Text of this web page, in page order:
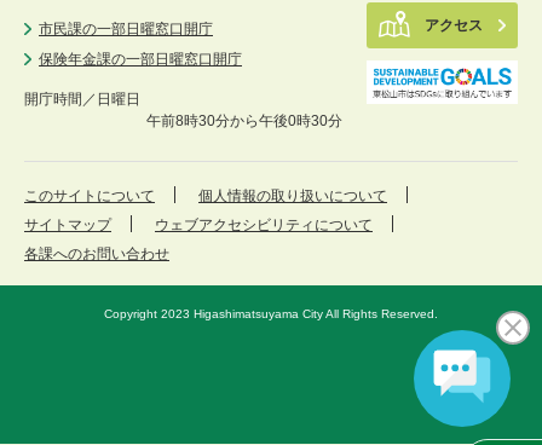
市民課の一部日曜窓口開庁
保険年金課の一部日曜窓口開庁
開庁時間／ 日曜日
午前8時30分から午後0時30分
アクセス
このサイトについて
個人情報の取り扱いについて
サイトマップ
ウェブアクセシビリティについて
各課へのお問い合わせ
Copyright 2023 Higashimatsuyama City All Rights Reserved.